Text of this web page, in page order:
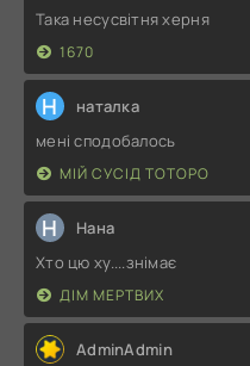
Така несусвітня херня
1670
Н наталка
мені сподобалось
МІЙ СУСІД ТОТОРО
Н Нана
Хто цю ху....знімає
ДІМ МЕРТВИХ
AdminAdmin